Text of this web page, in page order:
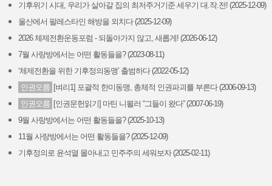
기후위기 시대, 우리가 살아갈 집의 최저주거기준 세우기 대.작.전! (2025-12-09)
울산에서 팔레스타인 해방을 외치다 (2025-12-09)
2026 체제전환운동포럼 - 되돌아가지 않고, 새롭게! (2026-06-12)
7월 사랑방에서는 어떤 활동들을? (2023-08-11)
‘체제전환을 위한 기후정의동맹’ 출범하다 (2022-05-12)
인권오름 [벼리1] 포괄적 한미동맹, 총체적 인권파괴를 부른다 (2006-09-13)
인권오름 [인권문헌읽기] 마틴 니묄러 “그들이 왔다” (2007-06-19)
9월 사랑방에서는 어떤 활동들을? (2025-10-13)
11월 사랑방에서는 어떤 활동들을? (2025-12-09)
기후정의로 윤석열 몰아내고 민주주의 세워보자 (2025-02-11)